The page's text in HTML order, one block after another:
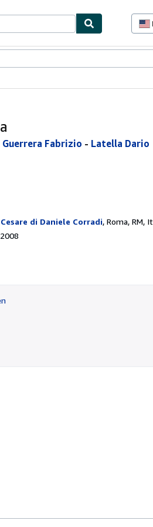
Guerrera Fabrizio - Latella Dario
di Daniele Corradi, Roma, RM,